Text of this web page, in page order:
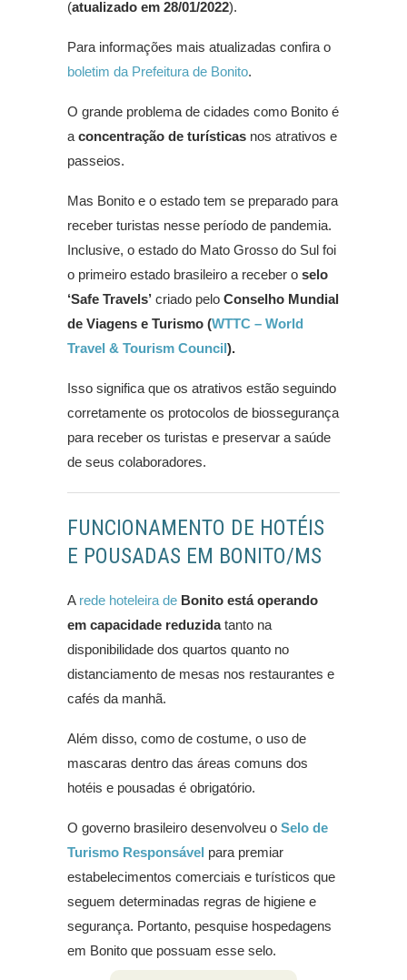
(atualizado em 28/01/2022).
Para informações mais atualizadas confira o
boletim da Prefeitura de Bonito.
O grande problema de cidades como Bonito é
a concentração de turísticas nos atrativos e
passeios.
Mas Bonito e o estado tem se preparado para
receber turistas nesse período de pandemia.
Inclusive, o estado do Mato Grosso do Sul foi
o primeiro estado brasileiro a receber o selo
‘Safe Travels’ criado pelo Conselho Mundial
de Viagens e Turismo (WTTC – World
Travel & Tourism Council).
Isso significa que os atrativos estão seguindo
corretamente os protocolos de biossegurança
para receber os turistas e preservar a saúde
de seus colaboradores.
FUNCIONAMENTO DE HOTÉIS
E POUSADAS EM BONITO/MS
A rede hoteleira de Bonito está operando
em capacidade reduzidatanto na
disponibilidade dos quartos quanto no
distanciamento de mesas nos restaurantes e
cafés da manhã.
Além disso, como de costume, o uso de
mascaras dentro das áreas comuns dos
hotéis e pousadas é obrigatório.
O governo brasileiro desenvolveu o Selo de
Turismo Responsável para premiar
estabelecimentos comerciais e turísticos que
seguem determinadas regras de higiene e
segurança. Portanto, pesquise hospedagens
em Bonito que possuam esse selo.